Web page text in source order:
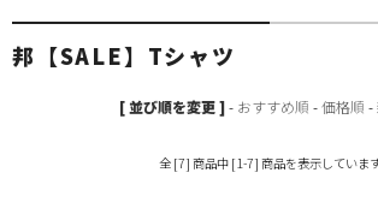
邦【SALE】Tシャツ
[ 並び順を変更 ]- おすすめ順 -価格順 -
全 [7] 商品中 [1-7] 商品を表示していま